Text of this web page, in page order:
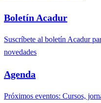
Boletín Acadur
Suscríbete al boletín Acadur
novedades
Agenda
Próximos eventos: Cursos,